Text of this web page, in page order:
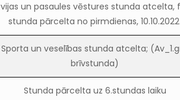
un pasaules vēstures stunda atcelta,
stunda pārcelta no pirmdienas,
Sporta un veselības stunda atcelta;
brīvstunda)
Stunda pārcelta uz 6.stundas laiku